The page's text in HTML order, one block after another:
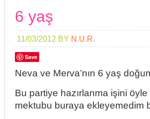
6 yaş
11/03/2012 BY N.U.R.
Save
Neva ve Merva’nın 6 yaş
Bu partiye hazırlanma işini
mektubu buraya ekleyemedim